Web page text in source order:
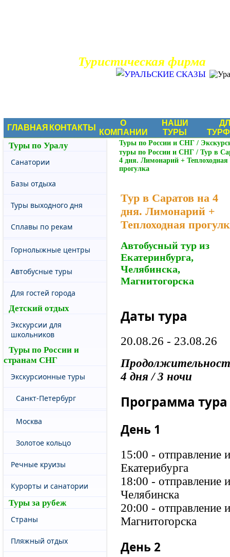
Туристическая фирма
ГЛАВНАЯ КОНТАКТЫ
О
КОМПАНИИ
НАШИ
ТУРЫ
Туры по Уралу
Санатории
Базы отдыха
Туры выходного дня
Сплавы по рекам
Горнолыжные центры
Автобусные туры
Для гостей города
Детский отдых
Экскурсии для
школьников
Туры по России и
странам СНГ
Экскурсионные туры
Санкт-Петербург
Москва
Золотое кольцо
Речные круизы
Курорты и санатории
Туры за рубеж
Страны
Пляжный отдых
Туры по России и СНГ /
туры по России и СНГ / Тур в
4 дня. Лимонарий + Теплоходная
прогулка
Тур в Саратов на 4
дня. Лимонарий +
Теплоходная
Автобусный тур из
Екатеринбурга,
Челябинска,
Магнитогорска
Даты тура
20.08.26 - 23.08.26
4 дня / 3 ночи
Программа тура
День 1
15:00 - отправление
Екатерибурга
18:00 - отправление
Челябинска
20:00 - отправление
Магнитогорска
День 2